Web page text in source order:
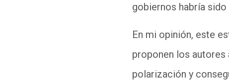
gobiernos habría
En mi opinión, este
proponen los autores
polarización y